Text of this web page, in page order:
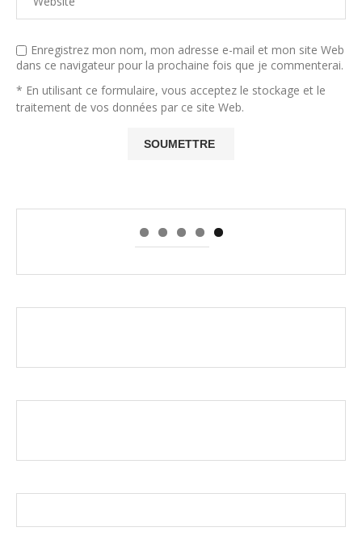
Enregistrez mon nom, mon adresse e-mail et mon site Web
dans ce navigateur pour la prochaine fois que je commenterai.
* En utilisant ce formulaire, vous acceptez le stockage et le
traitement de vos données par ce site Web.